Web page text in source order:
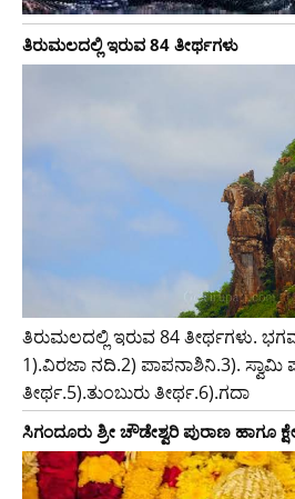
ತಿರುಮಲದಲ್ಲಿ ಇರುವ 84 ತೀರ್ಥಗಳು
ತಿರುಮಲದಲ್ಲಿ ಇರುವ 84 ತೀರ್ಥಗಳು.
1).ವಿರಜಾ ನದಿ.2) ಪಾಪನಾಶಿನಿ.3). ಸ್ವಾಮಿ
ತೀರ್ಥ.5).ತುಂಬುರು ತೀರ್ಥ.6).ಗದಾ
ಸಿಗಂದೂರು ಶ್ರೀ ಚೌಡೇಶ್ವರಿ ಪುರಾಣ ಹಾಗೂ